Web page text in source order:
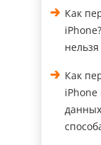
Как
Как
iPhone